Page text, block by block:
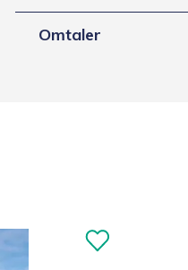
Omtaler